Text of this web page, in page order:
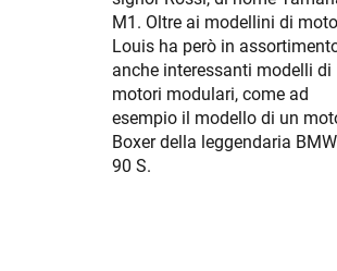
M1. Oltre ai modellini di
Louis ha però in
anche interessanti modelli di
motori modulari, come ad
esempio il modello di un
Boxer della leggendaria
90 S.